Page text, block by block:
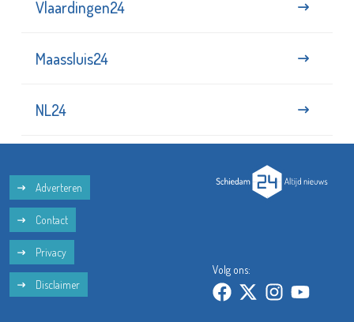
Vlaardingen24
Maassluis24
NL24
Adverteren
Contact
Privacy
Disclaimer
Volg ons: